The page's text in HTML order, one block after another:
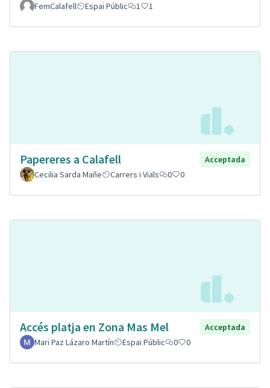
FemCalafell Espai Públic 1 1
Papereres a Calafell
Acceptada
Cecilia Sarda Mañe
Carrers i Vials 0 0
Accés platja en Zona Mas Mel
Acceptada
Mari Paz Lázaro Martín
Espai Públic 0 0